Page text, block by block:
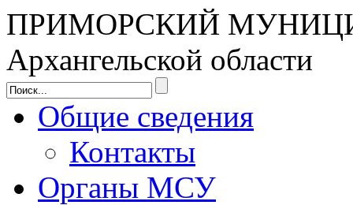
ПРИМОРСКИЙ
Архангельской области
Общие сведения
Контакты
Органы МСУ